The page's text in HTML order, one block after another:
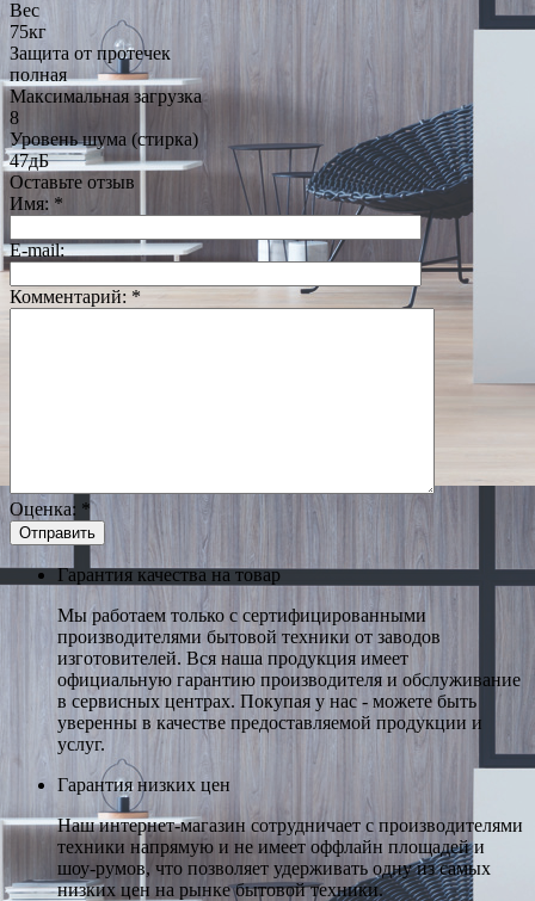
Вес
75кг
Защита от протечек
полная
Максимальная загрузка
8
Уровень шума (стирка)
47дБ
Оставьте отзыв
Имя: *
E-mail:
Комментарий: *
Оценка: *
Гарантия качества на товар
Мы работаем только с сертифицированными
производителями бытовой техники от заводов
изготовителей. Вся наша продукция имеет
официальную гарантию производителя и обслуживание
в сервисных центрах. Покупая у нас - можете быть
уверенны в качестве предоставляемой продукции и
услуг.
Гарантия низких цен
Наш интернет-магазин сотрудничает с производителями
техники напрямую и не имеет оффлайн площадей и
шоу-румов, что позволяет удерживать одну из самых
низких цен на рынке бытовой техники.